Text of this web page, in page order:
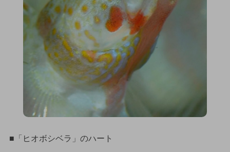
■「ヒオボシベラ」のハート